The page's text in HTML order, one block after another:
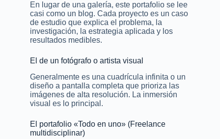
En lugar de una galería, este portafolio se lee
casi como un blog. Cada proyecto es un caso
de estudio que explica el problema, la
investigación, la estrategia aplicada y los
resultados medibles.
El de un fotógrafo o artista visual
Generalmente es una cuadrícula infinita o un
diseño a pantalla completa que prioriza las
imágenes de alta resolución. La inmersión
visual es lo principal.
El portafolio «Todo en uno» (Freelance
multidisciplinar)